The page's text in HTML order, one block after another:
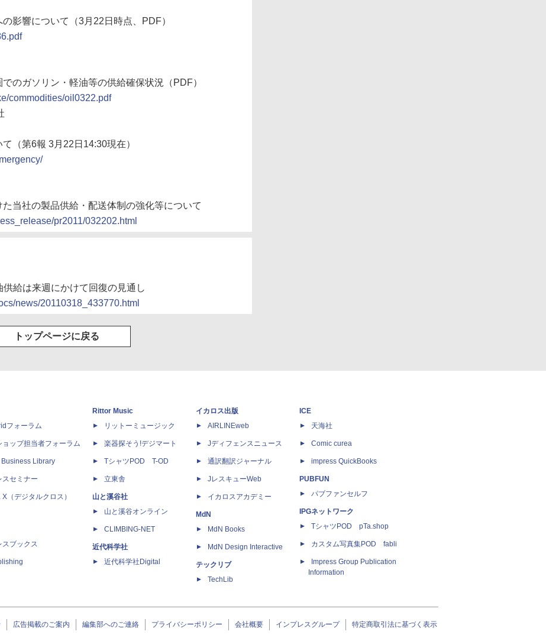
影響について（3月22日時点、PDF）
のガソリン・軽油等の供給確保状況（PDF）
commodities/oil0322.pdf
（第6報 3月22日14:30現在）
当社の製品供給・配送体制の強化等について
pr2011/032202.html
供給は来週にかけて回復の見通し
news/20110318_433770.html
トップページに戻る
フォーラム
ョップ担当者フォーラム
Business Library
スセミナー
X（デジタルクロス）
スブックス
Rittor Music
リットーミュージック
楽器探そう!デジマート
TシャツPOD T-OD
立東舎
山と溪谷社
山と溪谷オンライン
CLIMBING-NET
近代科学社
近代科学社Digital
イカロス出版
AIRLINEweb
Jディフェンスニュース
通訳翻訳ジャーナル
JレスキューWeb
イカロスアカデミー
MdN
MdN Books
MdN Design Interactive
テックリブ
TechLib
ICE
天海社
Comic curea
impress QuickBooks
PUBFUN
パブファンセルフ
IPGネットワーク
TシャツPOD pTa.shop
カスタム写真集POD fabli
Impress Group Publication
Information
広告掲載のご案内 編集部へのご連絡 プライバシーポリシー 会社概要 インプレスグループ 特定商取引法に基づく表示